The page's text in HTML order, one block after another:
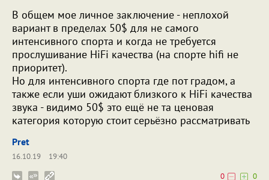
В общем мое личное заключение - неплохой
вариант в пределах 50$ для не самого
интенсивного спорта и когда не требуется
прослушивание HiFi качества (на спорте hifi не
приоритет).
Но для интенсивного спорта где пот градом, а
также если уши ожидают близкого к HiFi качества
звука - видимо 50$ это ещё не та ценовая
категория которую стоит серьёзно рассматривать
Pret
16.10.19
19:40
0
0